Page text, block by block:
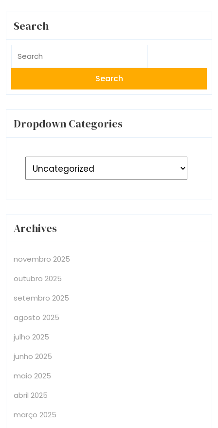
Search
for:
Dropdown Categories
Archives
novembro 2025
outubro 2025
setembro 2025
agosto 2025
julho 2025
junho 2025
maio 2025
abril 2025
março 2025